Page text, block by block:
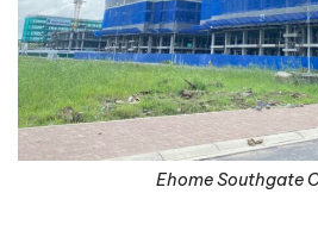
Ehome Southgate